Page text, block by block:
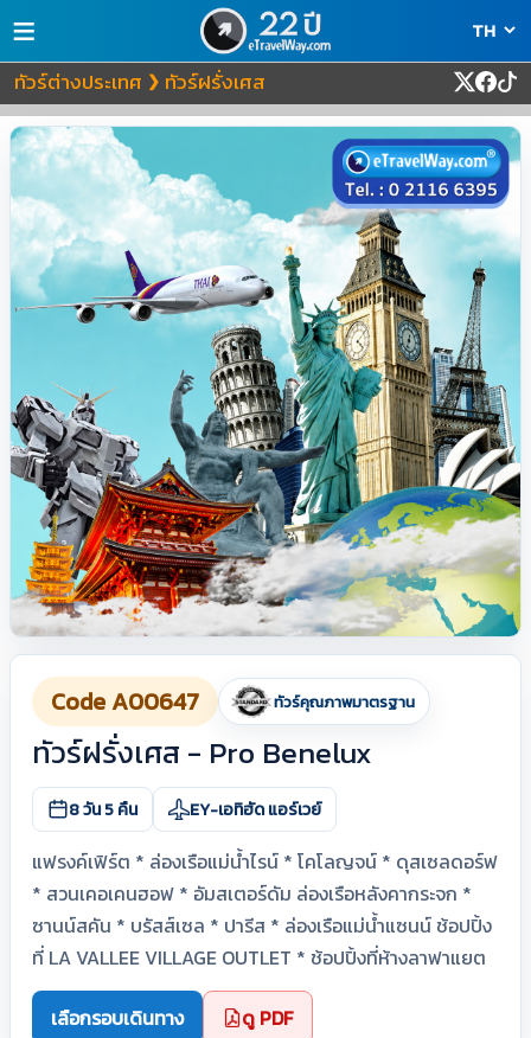
≡
ทัวร์ต่างประเทศ ❯ ทัวร์ฝรั่งเศส
Code A00647 ทัวร์คุณภาพมาตรฐาน
ทัวร์ฝรั่งเศส - Pro Benelux
8 วัน 5 คืน EY-เอทิฮัด แอร์เวย์
แฟรงค์เฟิร์ต * ล่องเรือแม่น้ำไรน์ * โคโลญจน์ * ดุสเซลดอร์ฟ
* สวนเคอเคนฮอฟ * อัมสเตอร์ดัม ล่องเรือหลังคากระจก *
ซานน์สคัน * บรัสส์เซล * ปารีส * ล่องเรือแม่น้ำแซนน์ ช้อปปิ้ง
ที่ LA VALLEE VILLAGE OUTLET * ช้อปปิ้งที่ห้างลาฟาแยต
เลือกรอบเดินทาง ดู PDF